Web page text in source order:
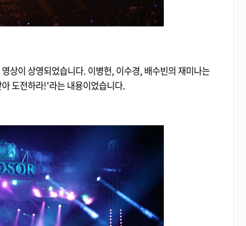
상이 상영되었습니다. 이병헌, 이수경, 배수빈의 재미나는
도전하라!'라는 내용이었습니다.